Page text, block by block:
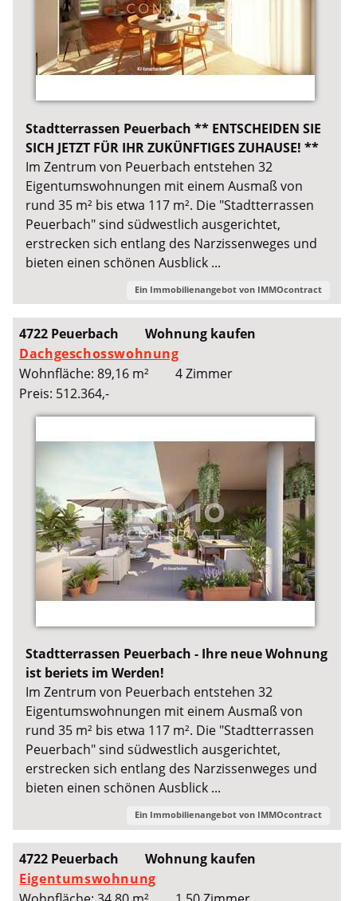
Stadtterrassen Peuerbach ** ENTSCHEIDEN SIE
SICH JETZT FÜR IHR ZUKÜNFTIGES ZUHAUSE! **
Im Zentrum von Peuerbach entstehen 32
Eigentumswohnungen mit einem Ausmaß von
rund 35 m² bis etwa 117 m². Die "Stadtterrassen
Peuerbach" sind südwestlich ausgerichtet,
erstrecken sich entlang des Narzissenweges und
bieten einen schönen Ausblick ...
Ein Immobilienangebot von IMMOcontract
4722 Peuerbach
Wohnung kaufen
Dachgeschosswohnung
Wohnfläche: 89,16 m²
4 Zimmer
Preis: 512.364,-
Stadtterrassen Peuerbach - Ihre neue Wohnung
ist beriets im Werden!
Im Zentrum von Peuerbach entstehen 32
Eigentumswohnungen mit einem Ausmaß von
rund 35 m² bis etwa 117 m². Die "Stadtterrassen
Peuerbach" sind südwestlich ausgerichtet,
erstrecken sich entlang des Narzissenweges und
bieten einen schönen Ausblick ...
Ein Immobilienangebot von IMMOcontract
4722 Peuerbach
Wohnung kaufen
Eigentumswohnung